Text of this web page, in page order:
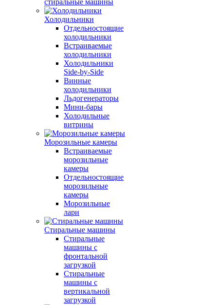
стиральные машины
Холодильники
Отдельностоящие
холодильники
Встраиваемые
холодильники
Холодильники
Side-by-Side
Винные
холодильники
Льдогенераторы
Мини-бары
Холодильные
витрины
Морозильные камеры
Встраиваемые
морозильные
камеры
Отдельностоящие
морозильные
камеры
Морозильные
лари
Стиральные машины
Стиральные
машины с
фронтальной
загрузкой
Стиральные
машины с
вертикальной
загрузкой